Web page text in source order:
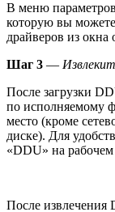
В меню
которую вы можете
драйверов из окна
Шаг 3 —
После загрузки
по исполняемому
место (кроме
диске). Для
«DDU» на рабочем
После извлечения